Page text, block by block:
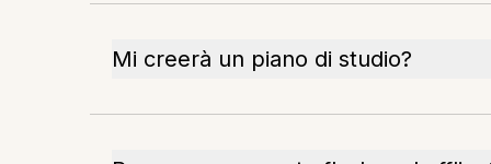
Mi creerà un piano di studio?